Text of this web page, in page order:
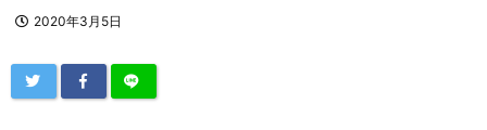
2020年3月5日